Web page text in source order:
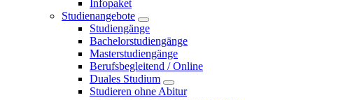
Infopaket
Studienangebote
Studiengänge
Bachelorstudiengänge
Masterstudiengänge
Berufsbegleitend / Online
Duales Studium
Studieren ohne Abitur